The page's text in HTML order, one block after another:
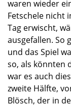
waren wieder
Fetschele nicht
Tag erwischt,
ausgefallen. So
und das Spiel
so, als könnten
war es auch
zweite Hälfte,
Blösch, der in